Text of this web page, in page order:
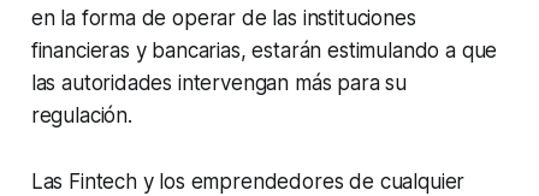
en la forma de operar de las instituciones
financieras y bancarias, estarán estimulando a que
las autoridades intervengan más para su
regulación.
Las Fintech y los emprendedores de cualquier